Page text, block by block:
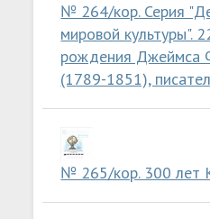
№ 264/кор. Серия
мировой культуры".
рождения Джеймса
(1789-1851),
№ 265/кор. 300 лет